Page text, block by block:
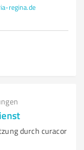
regina.de
durch curacor